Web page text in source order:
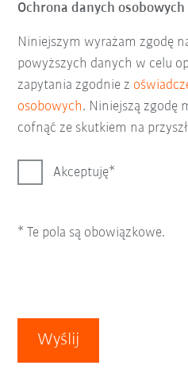
Ochrona danych osobowych
Niniejszym wyrażam zgodę
powyższych danych w celu
zapytania zgodnie z
osobowych. Niniejszą zgodę
cofnąć ze skutkiem na
Akceptuję
* Te pola są obowiązkowe.
Wyślij